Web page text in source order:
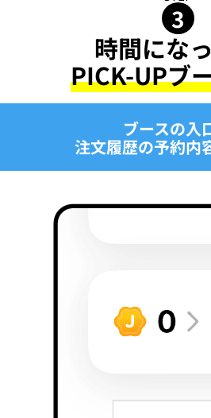
3
時間にな
PICK-UPブ
ブースの入
注文履歴の予約内